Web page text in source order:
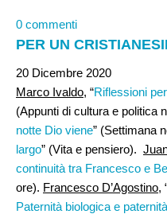
0 commenti
PER UN
20 Dicembre 2020
Marco Ivaldo, “Riflessioni
(Appunti di cultura e politica
notte Dio viene” (Settimana
largo” (Vita e pensiero).
continuità tra Francesco e
ore). Francesco D’Agostino,
Paternità biologica e